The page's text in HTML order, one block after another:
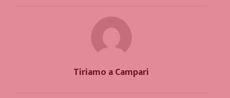
Tiriamo a Campari